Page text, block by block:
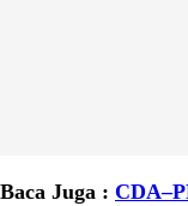
Baca Juga :